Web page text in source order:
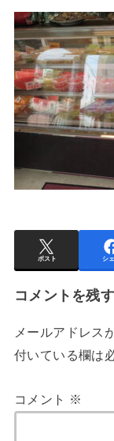
ポスト シ
コメントを残す
メールアドレス
付いている欄は
コメント ※